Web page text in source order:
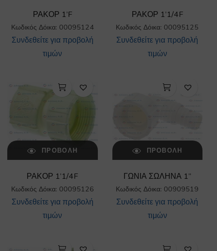
ΡΑΚΟΡ 1’F
Κωδικός Δόικα: 00095124
Συνδεθείτε για προβολή
τιμών
ΡΑΚΟΡ 1’1/4F
Κωδικός Δόικα: 00095125
Συνδεθείτε για προβολή
τιμών
ΠΡΟΒΟΛΉ
ΡΑΚΟΡ 1’1/4F
Κωδικός Δόικα: 00095126
Συνδεθείτε για προβολή
τιμών
ΠΡΟΒΟΛΉ
ΓΩΝΙΑ ΣΩΛΗΝΑ 1”
Κωδικός Δόικα: 00909519
Συνδεθείτε για προβολή
τιμών